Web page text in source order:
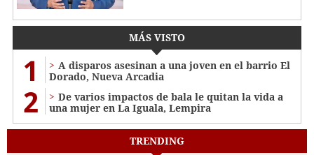
MÁS VISTO
1
A disparos asesinan a una joven en el barrio El
Dorado, Nueva Arcadia
2
De varios impactos de bala le quitan la vida a
una mujer en La Iguala, Lempira
TRENDING